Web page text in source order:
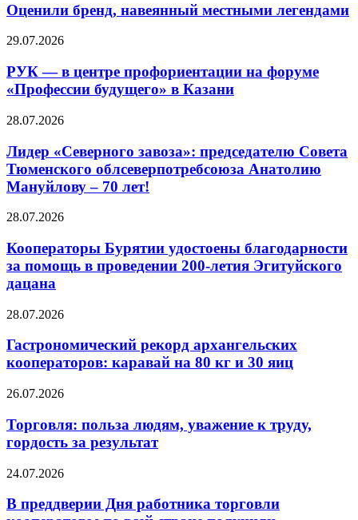
Оценили бренд, навеянный местными легендами
29.07.2026
РУК — в центре профориентации на форуме
«Профессии будущего» в Казани
28.07.2026
Лидер «Северного завоза»: председателю Совета
Тюменского облсеверпотребсоюза Анатолию
Мануйлову – 70 лет!
28.07.2026
Кооператоры Бурятии удостоены благодарности
за помощь в проведении 200-летия Эгитуйского
дацана
28.07.2026
Гастрономический рекорд архангельских
кооператоров: каравай на 80 кг и 30 яиц
26.07.2026
Торговля: польза людям, уважение к труду,
гордость за результат
24.07.2026
В преддверии Дня работника торговли